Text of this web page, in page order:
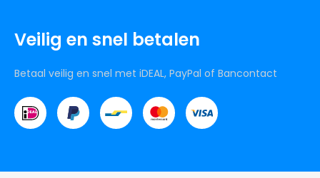
Veilig en snel betalen
Betaal veilig en snel met iDEAL, PayPal of Bancontact